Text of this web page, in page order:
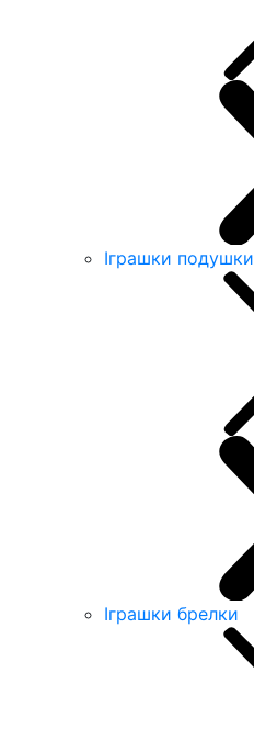
Іграшки подушки
Іграшки брелки